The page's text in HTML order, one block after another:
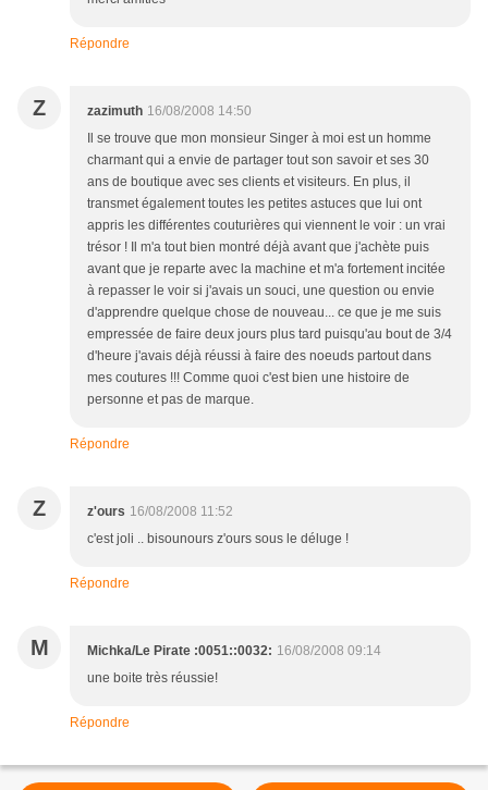
Répondre
Z zazimuth 16/08/2008 14:50
Il se trouve que mon monsieur Singer à moi est un homme
charmant qui a envie de partager tout son savoir et ses 30
ans de boutique avec ses clients et visiteurs. En plus, il
transmet également toutes les petites astuces que lui ont
appris les différentes couturières qui viennent le voir : un vrai
trésor ! Il m'a tout bien montré déjà avant que j'achète puis
avant que je reparte avec la machine et m'a fortement incitée
à repasser le voir si j'avais un souci, une question ou envie
d'apprendre quelque chose de nouveau... ce que je me suis
empressée de faire deux jours plus tard puisqu'au bout de 3/4
d'heure j'avais déjà réussi à faire des noeuds partout dans
mes coutures !!! Comme quoi c'est bien une histoire de
personne et pas de marque.
Répondre
Z z'ours 16/08/2008 11:52
c'est joli .. bisounours z'ours sous le déluge !
Répondre
M Michka/Le Pirate :0051::0032: 16/08/2008 09:14
une boite très réussie!
Répondre